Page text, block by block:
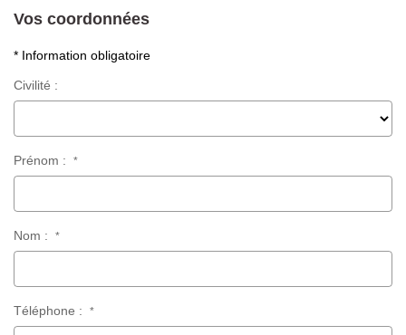
Vos coordonnées
* Information obligatoire
Civilité :
Prénom : *
Nom : *
Téléphone : *